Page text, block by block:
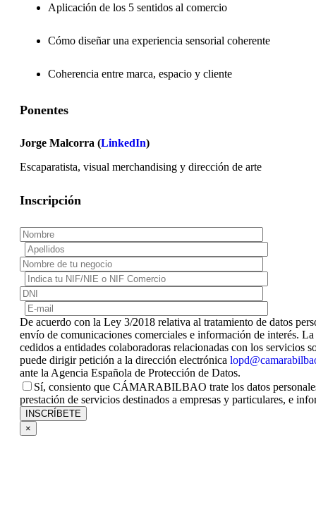
Aplicación de los 5 sentidos al comercio
Cómo diseñar una experiencia sensorial coherente
Coherencia entre marca, espacio y cliente
Ponentes
Jorge Malcorra (LinkedIn)
Escaparatista, visual merchandising y dirección de arte
Inscripción
De acuerdo con la Ley 3/2018 relativa al tratamiento de datos
envío de comunicaciones comerciales e información de interés.
cedidos a entidades colaboradoras relacionadas con los
puede dirigir petición a la dirección electrónica
ante la Agencia Española de Protección de Datos.
Sí, consiento que CÁMARABILBAO trate los datos
prestación de servicios destinados a empresas y particulares, e
×